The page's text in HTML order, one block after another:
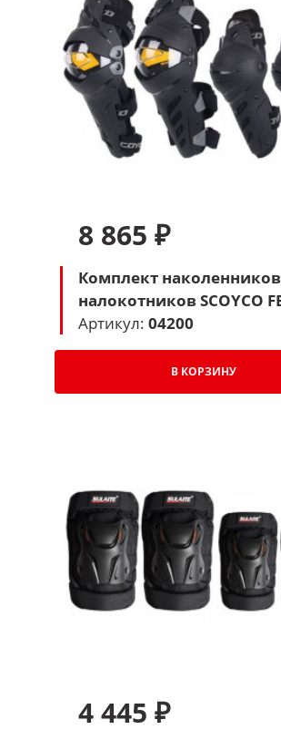
8 865 ₽
Комплект
налокотников SCOYCO
(черный-желтый)
Артикул: 04200
В КОРЗИНУ
4 445 ₽